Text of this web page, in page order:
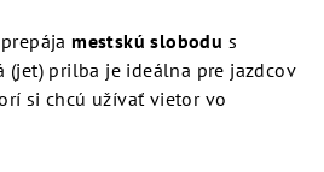
prepájamestskú slobodu s
(jet) prilba je ideálna pre jazdcov
si chcú užívať vietor vo